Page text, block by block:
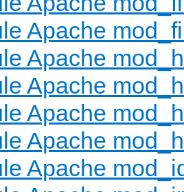
Apache
Apache
Apache
Apache
Apache
Apache